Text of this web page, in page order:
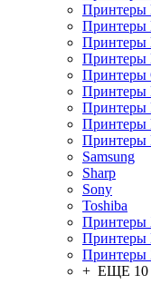
Принтеры
Принтеры
Принтеры
Принтеры
Принтеры
Принтеры
Принтеры
Принтеры
Принтеры
Samsung
Sharp
Sony
Toshiba
Принтеры
Принтеры
Принтеры
+ ЕЩЕ 10